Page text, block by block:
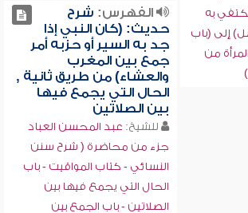
به
إلى (باب
من
الفهرس: شرح
حديث: (كان النبي إذا
جد به السير أو حزبه أمر
جمع بين المغرب
والعشاء) من طريق ثانية ,
الحال التي يجمع فيها
بين الصلاتين
للشيخ: عبد المحسن العباد
جزء من محاضرة ( شرح سنن
النسائي - كتاب المواقيت - باب
الحال التي يجمع فيها بين
الصلاتين - باب الجمع بين